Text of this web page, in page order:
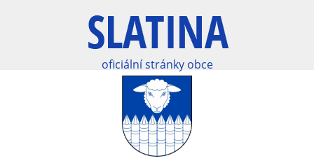
oficiální stránky obce